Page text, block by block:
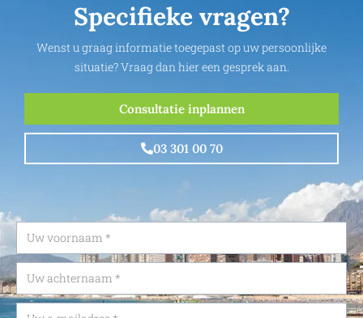
Specifieke vragen?
Wenst u graag informatie toegepast op uw persoonlijke
situatie? Vraag dan hier een gesprek aan.
Consultatie inplannen
03 301 00 70